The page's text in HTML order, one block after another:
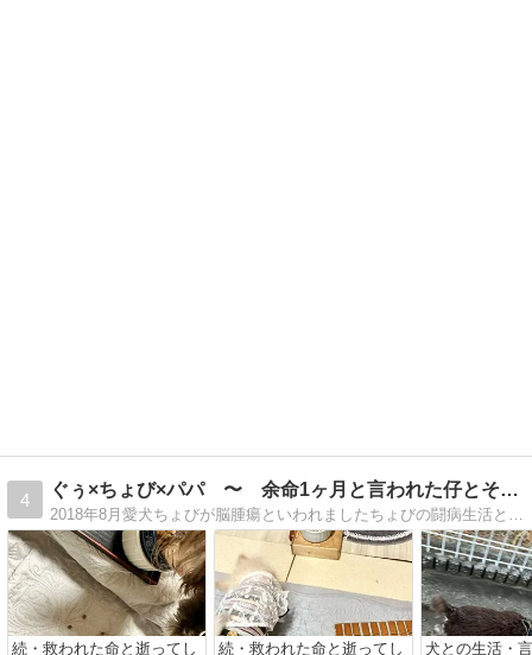
4
ぐぅ×ちょび×パパ 〜 余命1ヶ月と言われた仔とその家族
続・救われた命と逝ってし
続・救われた命と逝ってし
犬との生活・